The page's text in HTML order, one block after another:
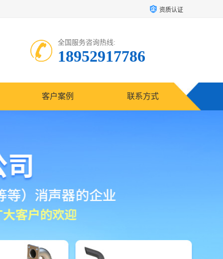
资质认证
全国服务咨询热线:
18952917786
客户案例 联系方式